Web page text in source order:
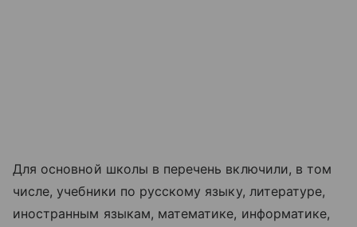
Для основной школы в перечень включили, в том
числе, учебники по русскому языку, литературе,
иностранным языкам, математике, информатике,